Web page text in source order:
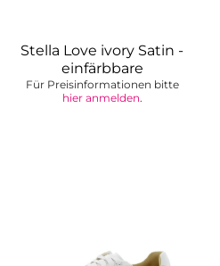
Stella Love ivory Satin -
einfärbbare
Brauttasche
Für Preisinformationen bitte
hier anmelden.